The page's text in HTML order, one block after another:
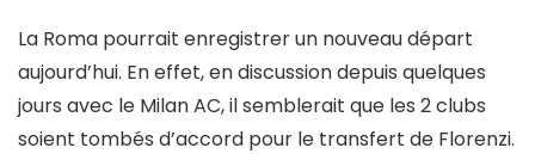
La Roma pourrait enregistrer un nouveau départ
aujourd’hui. En effet, en discussion depuis quelques
jours avec le Milan AC, il semblerait que les 2 clubs
soient tombés d’accord pour le transfert de Florenzi.